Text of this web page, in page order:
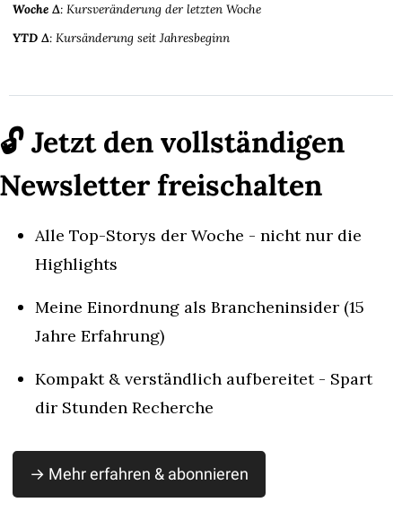
Woche Δ: Kursveränderung der letzten Woche
YTD Δ: Kursänderung seit Jahresbeginn
🔓 Jetzt den vollständigen
Newsletter freischalten
Alle Top-Storys der Woche - nicht nur die
Highlights
Meine Einordnung als Brancheninsider (15
Jahre Erfahrung)
Kompakt & verständlich aufbereitet - Spart
dir Stunden Recherche
→ Mehr erfahren & abonnieren